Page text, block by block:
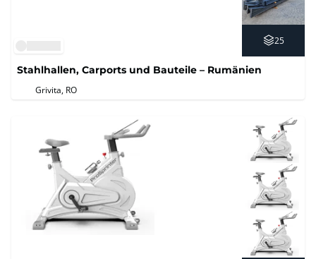
25
Stahlhallen, Carports und Bauteile – Rumänien
Grivita, RO